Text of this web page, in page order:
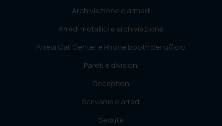
Archiviazione e armadi
Arredi metallici e archiviazione
Arredi Call Center e Phone booth per ufficio
Pareti e divisioni
Reception
Scrivanie e arredi
Sedute